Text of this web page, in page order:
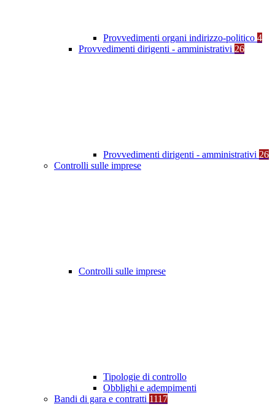
Provvedimenti organi indirizzo-politico 4
Provvedimenti dirigenti - amministrativi 26
Provvedimenti dirigenti - amministrativi 26
Controlli sulle imprese
Controlli sulle imprese
Tipologie di controllo
Obblighi e adempimenti
Bandi di gara e contratti 1117